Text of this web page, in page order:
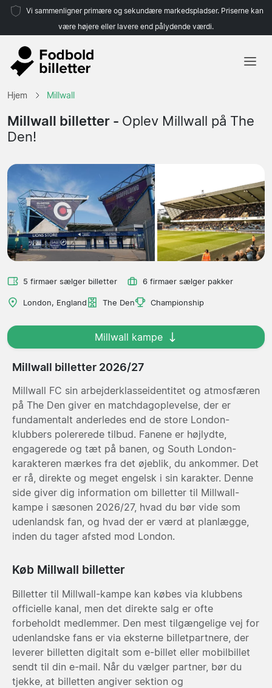
Vi sammenligner primære og sekundære markedspladser. Priserne kan
være højere eller lavere end pålydende værdi.
Hold
Hjem Millwall
Millwall billetter - Oplev Millwall på The
Den!
5 firmaer sælger billetter 6 firmaer sælger pakker
London, England The Den Championship
Millwall kampe
Millwall billetter 2026/27
Millwall FC sin arbejderklasseidentitet og atmosfæren
på The Den giver en matchdagoplevelse, der er
fundamentalt anderledes end de store London-
klubbers polererede tilbud. Fanene er højlydte,
engagerede og tæt på banen, og South London-
karakteren mærkes fra det øjeblik, du ankommer. Det
er rå, direkte og meget engelsk i sin karakter. Denne
side giver dig information om billetter til Millwall-
kampe i sæsonen 2026/27, hvad du bør vide som
udenlandsk fan, og hvad der er værd at planlægge,
inden du tager afsted mod London.
Køb Millwall billetter
Billetter til Millwall-kampe kan købes via klubbens
officielle kanal, men det direkte salg er ofte
forbeholdt medlemmer. Den mest tilgængelige vej for
udenlandske fans er via eksterne billetpartnere, der
leverer billetten digitalt som e-billet eller mobilbillet
sendt til din e-mail. Når du vælger partner, bør du
tjekke, at billetten angiver sektion og